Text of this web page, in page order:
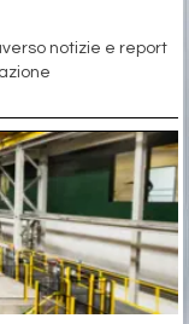
notizie e report